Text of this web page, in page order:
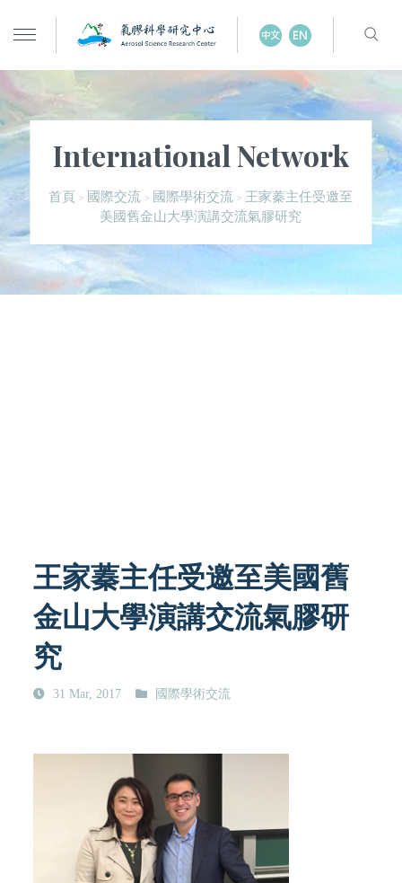
International Network
首頁 > 國際交流 > 國際學術交流 > 王家蓁主任受邀至
美國舊金山大學演講交流氣膠研究
王家蓁主任受邀至美國舊
金山大學演講交流氣膠研
究
31 Mar, 2017 國際學術交流